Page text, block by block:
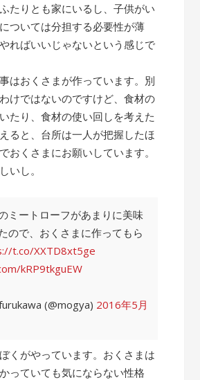
たりとも家にいるし、子供がい
ついては分担する必要性が薄
ればいいじゃないという感じで
はおくさまが作っています。別
けではないのですけど、食材の
たり、食材の使い回しを考えた
ると、台所は一人が把握したほ
おくさまにお願いしています。
いし。
ミートローフがあまりに美味
ので、おくさまに作ってもら
t.co/XXTD8xt5ge
kRP9tkguEW
(@mogya) 2016年5月
くがやっています。おくさまは
っていても気にならない性格